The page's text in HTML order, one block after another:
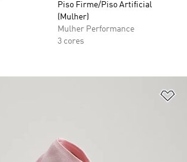
Piso Firme/Piso Artificial
(Mulher)
Mulher Performance
3 cores